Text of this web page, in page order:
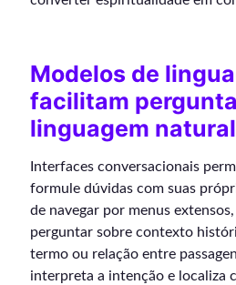
Modelos de
facilitam
linguagem natural
Interfaces conversacionais
formule dúvidas com suas
de navegar por menus
perguntar sobre contexto
termo ou relação entre
interpreta a intenção e localiza